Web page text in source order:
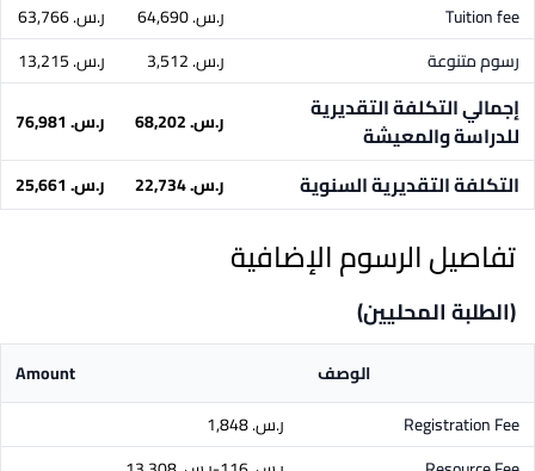
Tuition fee ر.س.‏ 64,690
ر.س.‏ 63,766
رسوم متنوعة
ر.س.‏ 3,512 ر.س.‏ 13,215
إجمالي التكلفة التقديرية
للدراسة والمعيشة
ر.س.‏ 68,202 ر.س.‏ 76,981
التكلفة التقديرية السنوية ر.س.‏ 22,734 ر.س.‏ 25,661
تفاصيل الرسوم الإضافية
(الطلبة المحليين)
الوصف
Amount
Registration Fee
ر.س.‏ 1,848